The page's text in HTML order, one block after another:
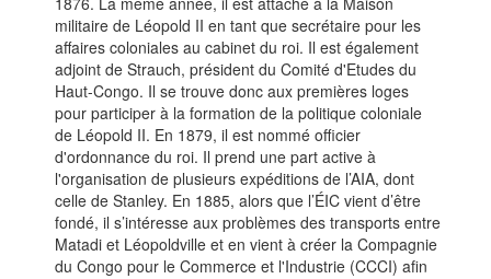
militaire de Léopold II en tant que secrétaire pour les
affaires coloniales au cabinet du roi. Il est également
adjoint de Strauch, président du Comité d'Etudes du
Haut-Congo. Il se trouve donc aux premières loges
pour participer à la formation de la politique coloniale
de Léopold II. En 1879, il est nommé officier
d'ordonnance du roi. Il prend une part active à
l'organisation de plusieurs expéditions de l’AIA, dont
celle de Stanley. En 1885, alors que l’ÉIC vient d’être
fondé, il s’intéresse aux problèmes des transports entre
Matadi et Léopoldville et en vient à créer la Compagnie
du Congo pour le Commerce et l'Industrie (CCCI) afin